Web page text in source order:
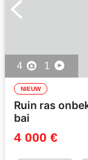
4 1
NIEUW
Ruin ras
bai
4 000 €